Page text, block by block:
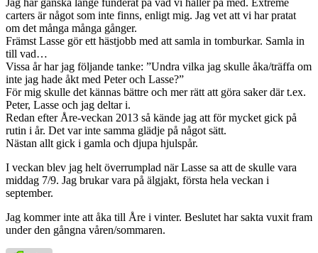
carters är något som inte finns, enligt mig. Jag vet att vi har pratat
om det många många gånger.
Främst Lasse gör ett hästjobb med att samla in tomburkar. Samla in
till vad…
Vissa år har jag följande tanke: ”Undra vilka jag skulle åka/träffa om
inte jag hade åkt med Peter och Lasse?”
För mig skulle det kännas bättre och mer rätt att göra saker där t.ex.
Peter, Lasse och jag deltar i.
Redan efter Åre-veckan 2013 så kände jag att för mycket gick på
rutin i år. Det var inte samma glädje på något sätt.
Nästan allt gick i gamla och djupa hjulspår.
I veckan blev jag helt överrumplad när Lasse sa att de skulle vara
middag 7/9. Jag brukar vara på älgjakt, första hela veckan i
september.
Jag kommer inte att åka till Åre i vinter. Beslutet har sakta vuxit fram
under den gångna våren/sommaren.